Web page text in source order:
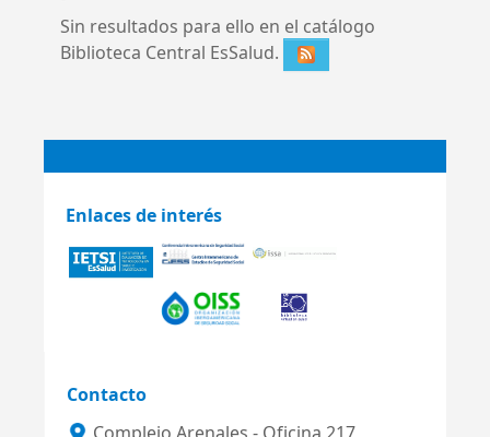
Sin resultados para ello en el catálogo
Biblioteca Central EsSalud.
Enlaces de interés
Contacto